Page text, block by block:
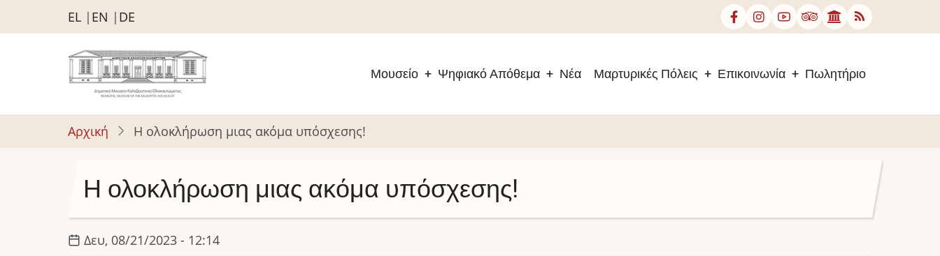
Παράκαμψη
προς
περιεχόμενο
EL EN DE
Μουσείο Ψηφιακό Απόθεμα Νέα Μαρτυρικές Πόλεις Επικοινωνία Πωλητήριο
Αρχική Η ολοκλήρωση μιας ακόμα υπόσχεσης!
Η ολοκλήρωση μιας ακόμα υπόσχεσης!
Δευ, 08/21/2023 - 12:14